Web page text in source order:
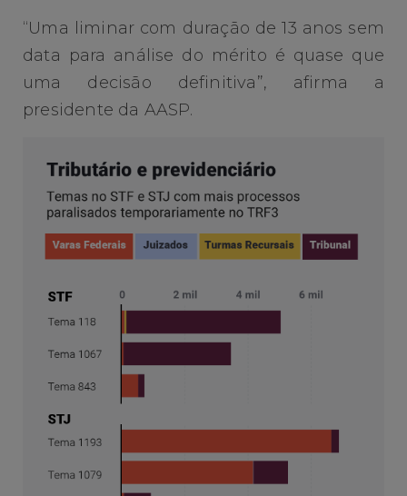
“Uma liminar com duração de 13 anos sem
data para análise do mérito é quase que
uma decisão definitiva”, afirma a
presidente da AASP.